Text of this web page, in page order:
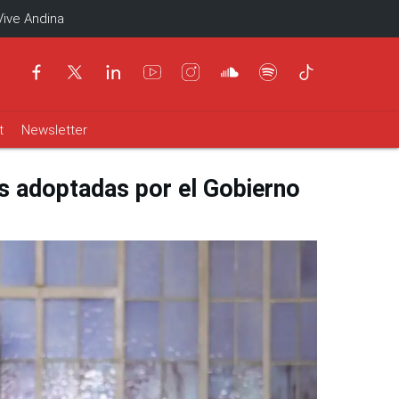
Andina
Newsletter
adoptadas por el Gobierno